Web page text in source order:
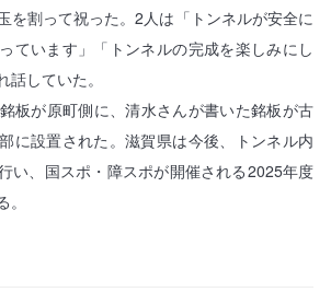
を割って祝った。2人は「トンネルが安全に
ています」「トンネルの完成を楽しみにし
していた。
板が原町側に、清水さんが書いた銘板が古
に設置された。滋賀県は今後、トンネル内
い、国スポ・障スポが開催される2025年度